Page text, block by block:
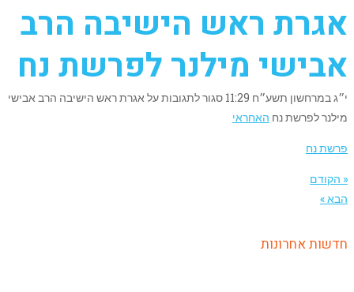
אגרת ראש הישיבה הרב
אבישי מילנר לפרשת נח
י״ג במרחשון תשע״ח 11:29 סגור לתגובותעל אגרת ראש הישיבה הרב אבישי
מילנר לפרשת נח האחראי
פרשת נח
« הקודם
הבא »
חדשות אחרונות